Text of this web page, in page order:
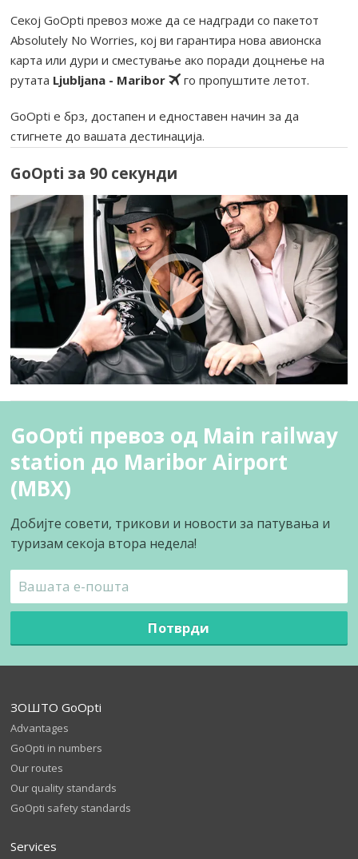
Секој GoOpti превоз може да се надгради со пакетот
Absolutely No Worries, кој ви гарантира нова авионска
карта или дури и сместување ако поради доцнење на
рутата Ljubljana - Maribor го пропуштите летот.
GoOpti е брз, достапен и едноставен начин за да
стигнете до вашата дестинација.
GoOpti за 90 секунди
GoOpti превоз од Main railway
station до Maribor Airport
(MBX)
Добијте совети, трикови и новости за патувања и
туризам секоја втора недела!
Потврди
ЗОШТО GoOpti
Advantages
GoOpti in numbers
Our routes
Our quality standards
GoOpti safety standards
Services